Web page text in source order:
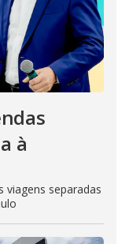
à
viagens separadas